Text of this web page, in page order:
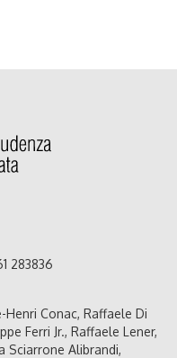
283836
Henri Conac, Raffaele Di
Ferri Jr., Raffaele Lener,
Sciarrone Alibrandi,